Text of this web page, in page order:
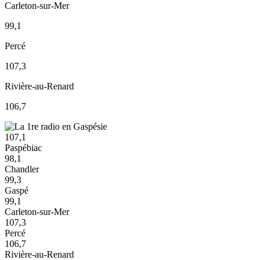
Carleton-sur-Mer
99,1
Percé
107,3
Rivière-au-Renard
106,7
107,1
Paspébiac
98,1
Chandler
99,3
Gaspé
99,1
Carleton-sur-Mer
107,3
Percé
106,7
Rivière-au-Renard